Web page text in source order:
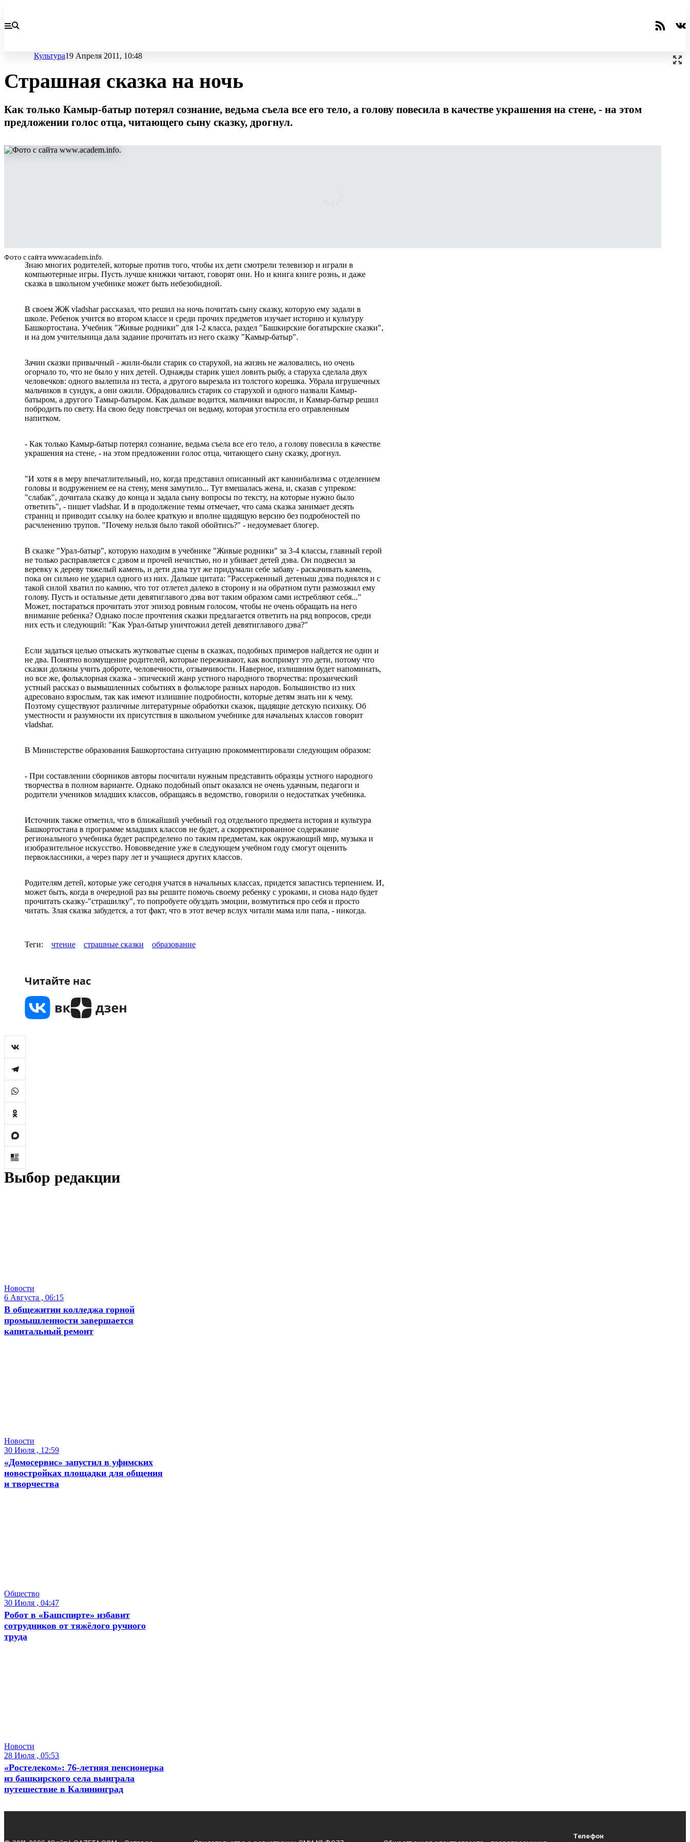
Культура19 Апреля 2011, 10:48
Страшная сказка на ночь
Как только Камыр-батыр потерял сознание, ведьма съела все его тело, а голову повесила в качестве украшения на стене, - на этом
предложении голос отца, читающего сыну сказку, дрогнул.
Фото с сайта www.academ.info.
Знаю многих родителей, которые против того, чтобы их дети смотрели телевизор и играли в
компьютерные игры. Пусть лучше книжки читают, говорят они. Но и книга книге рознь, и даже
сказка в школьном учебнике может быть небезобидной.
В своем ЖЖ vladshar рассказал, что решил на ночь почитать сыну сказку, которую ему задали в
школе. Ребенок учится во втором классе и среди прочих предметов изучает историю и культуру
Башкортостана. Учебник "Живые родники" для 1-2 класса, раздел "Башкирские богатырские сказки",
и на дом учительница дала задание прочитать из него сказку "Камыр-батыр".
Зачин сказки привычный - жили-были старик со старухой, на жизнь не жаловались, но очень
огорчало то, что не было у них детей. Однажды старик ушел ловить рыбу, а старуха сделала двух
человечков: одного вылепила из теста, а другого вырезала из толстого корешка. Убрала игрушечных
мальчиков в сундук, а они ожили. Обрадовались старик со старухой и одного назвали Камыр-
батыром, а другого Тамыр-батыром. Как дальше водится, мальчики выросли, и Камыр-батыр решил
побродить по свету. На свою беду повстречал он ведьму, которая угостила его отравленным
напитком.
- Как только Камыр-батыр потерял сознание, ведьма съела все его тело, а голову повесила в качестве
украшения на стене, - на этом предложении голос отца, читающего сыну сказку, дрогнул.
"И хотя я в меру впечатлительный, но, когда представил описанный акт каннибализма с отделением
головы и водружением ее на стену, меня замутило... Тут вмешалась жена, и, сказав с упреком:
"слабак", дочитала сказку до конца и задала сыну вопросы по тексту, на которые нужно было
ответить", - пишет vladshar. И в продолжение темы отмечает, что сама сказка занимает десять
страниц и приводит ссылку на более краткую и вполне щадящую версию без подробностей по
расчленению трупов. "Почему нельзя было такой обойтись?" - недоумевает блогер.
В сказке "Урал-батыр", которую находим в учебнике "Живые родники" за 3-4 классы, главный герой
не только расправляется с дэвом и прочей нечистью, но и убивает детей дэва. Он подвесил за
веревку к дереву тяжелый камень, и дети дэва тут же придумали себе забаву - раскачивать камень,
пока он сильно не ударил одного из них. Дальше цитата: "Рассерженный детеныш дэва поднялся и с
такой силой хватил по камню, что тот отлетел далеко в сторону и на обратном пути размозжил ему
голову. Пусть и остальные дети девятиглавого дэва вот таким образом сами истребляют себя..."
Может, постараться прочитать этот эпизод ровным голосом, чтобы не очень обращать на него
внимание ребенка? Однако после прочтения сказки предлагается ответить на ряд вопросов, среди
них есть и следующий: "Как Урал-батыр уничтожил детей девятиглавого дэва?"
Если задаться целью отыскать жутковатые сцены в сказках, подобных примеров найдется не один и
не два. Понятно возмущение родителей, которые переживают, как воспримут это дети, потому что
сказки должны учить доброте, человечности, отзывчивости. Наверное, излишним будет напоминать,
но все же, фольклорная сказка - эпический жанр устного народного творчества: прозаический
устный рассказ о вымышленных событиях в фольклоре разных народов. Большинство из них
адресовано взрослым, так как имеют излишние подробности, которые детям знать ни к чему.
Поэтому существуют различные литературные обработки сказок, щадящие детскую психику. Об
уместности и разумности их присутствия в школьном учебнике для начальных классов говорит
vladshar.
В Министерстве образования Башкортостана ситуацию прокомментировали следующим образом:
- При составлении сборников авторы посчитали нужным представить образцы устного народного
творчества в полном варианте. Однако подобный опыт оказался не очень удачным, педагоги и
родители учеников младших классов, обращаясь в ведомство, говорили о недостатках учебника.
Источник также отметил, что в ближайший учебный год отдельного предмета история и культура
Башкортостана в программе младших классов не будет, а скорректированное содержание
регионального учебника будет распределено по таким предметам, как окружающий мир, музыка и
изобразительное искусство. Нововведение уже в следующем учебном году смогут оценить
первоклассники, а через пару лет и учащиеся других классов.
Родителям детей, которые уже сегодня учатся в начальных классах, придется запастись терпением. И,
может быть, когда в очередной раз вы решите помочь своему ребенку с уроками, и снова надо будет
прочитать сказку-"страшилку", то попробуете обуздать эмоции, возмутиться про себя и просто
читать. Злая сказка забудется, а тот факт, что в этот вечер вслух читали мама или папа, - никогда.
Теги: чтение страшные сказки образование
Читайте нас
Выбор редакции
Новости
6 Августа , 06:15
В общежитии колледжа горной
промышленности завершается
капитальный ремонт
Новости
30 Июля , 12:59
«Домосервис» запустил в уфимских
новостройках площадки для общения
и творчества
Общество
30 Июля , 04:47
Робот в «Башспирте» избавит
сотрудников от тяжёлого ручного
труда
Новости
28 Июля , 05:53
«Ростелеком»: 76-летняя пенсионерка
из башкирского села выиграла
путешествие в Калининград
Телефон